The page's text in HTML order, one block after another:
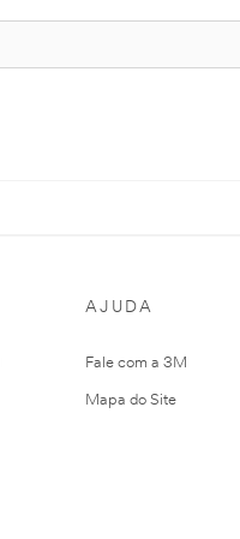
AJUDA
Fale com a 3M
Mapa do Site